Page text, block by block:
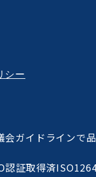
シー
会ガイドラインで
認証取得済